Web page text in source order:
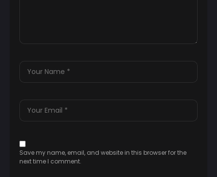
Save my name, email, and website in this browser for the
next time I comment.